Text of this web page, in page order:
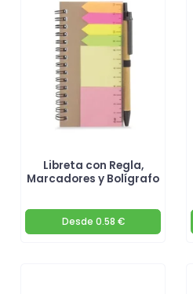
Libreta con Regla,
Marcadores y Bolígrafo
Desde 0.58 €